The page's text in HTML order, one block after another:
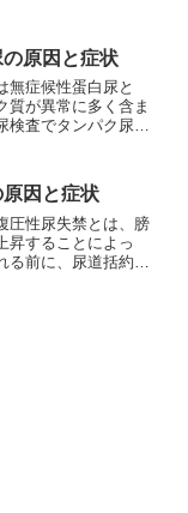
行すると、腎臓の機
有害な...
原因と症状
無症候性蛋白尿と
質が異常に多く含ま
査でタンパク尿が
含まれていません
下したり...
因と症状
圧性尿失禁とは、膀
昇することによっ
前に、尿道括約筋